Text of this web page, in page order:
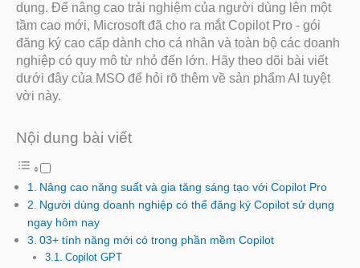
dụng. Để nâng cao trải nghiệm của người dùng lên một
tầm cao mới, Microsoft đã cho ra mắt Copilot Pro - gói
đăng ký cao cấp dành cho cá nhân và toàn bộ các doanh
nghiệp có quy mô từ nhỏ đến lớn. Hãy theo dõi bài viết
dưới đây của MSO để hỏi rõ thêm về sản phẩm AI tuyệt
vời này.
Nội dung bài viết
Nâng cao năng suất và gia tăng sáng tạo với Copilot Pro
Người dùng doanh nghiệp có thể đăng ký Copilot sử dụng
ngay hôm nay
03+ tính năng mới có trong phần mềm Copilot
Copilot GPT